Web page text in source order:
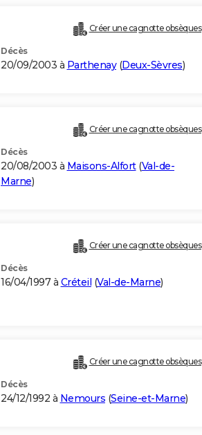
Créer une cagnotte obsèques
Décès
20/09/2003 à Parthenay(Deux-Sèvres)
Créer une cagnotte obsèques
Décès
20/08/2003 à Maisons-Alfort(Val-de-
Marne)
Créer une cagnotte obsèques
Décès
16/04/1997 à Créteil (Val-de-Marne)
Créer une cagnotte obsèques
Décès
24/12/1992 à Nemours (Seine-et-Marne)